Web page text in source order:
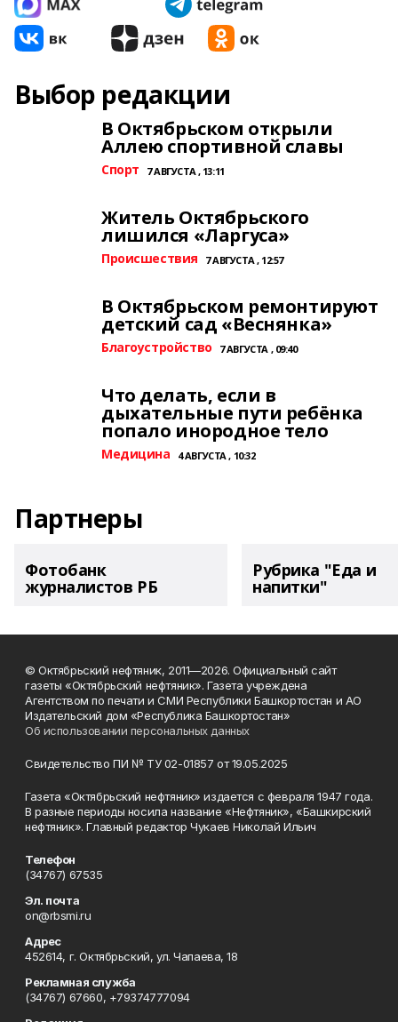
Выбор редакции
В Октябрьском открыли
Аллею спортивной славы
Спорт 7 АВГУСТА , 13:11
Житель Октябрьского
лишился «Ларгуса»
Происшествия 7 АВГУСТА , 12:57
В Октябрьском ремонтируют
детский сад «Веснянка»
Благоустройство 7 АВГУСТА , 09:40
Что делать, если в
дыхательные пути ребёнка
попало инородное тело
Медицина 4 АВГУСТА , 10:32
Партнеры
Фотобанк
журналистов РБ
Рубрика "Еда и
напитки"
© Октябрьский нефтяник, 2011—2026. Официальный сайт
газеты «Октябрьский нефтяник». Газета учреждена
Агентством по печати и СМИ Республики Башкортостан и АО
Издательский дом «Республика Башкортостан»
Об использовании персональных данных
Свидетельство ПИ № ТУ 02-01857 от 19.05.2025
Газета «Октябрьский нефтяник» издается с февраля 1947 года.
В разные периоды носила название «Нефтяник», «Башкирский
нефтяник». Главный редактор Чукаев Николай Ильич
Телефон
(34767) 67535
Эл. почта
on@rbsmi.ru
Адрес
452614, г. Октябрьский, ул. Чапаева, 18
Рекламная служба
(34767) 67660, +79374777094